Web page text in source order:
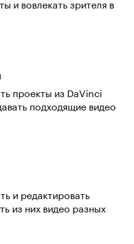
и вовлекать зрителя в
проекты из DaVinci
подходящие видео
и редактировать
из них видео разных